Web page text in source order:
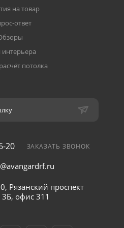
на товар
ответ
потолка
20 ЗАКАЗАТЬ ЗВОНОК
Рязанский проспект
офис 311